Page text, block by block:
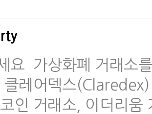
요 가상화폐 거래소
클레어덱스
인 거래소, 이더리움